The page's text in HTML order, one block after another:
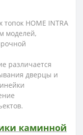
HOME INTRA
моделей,
различается
дверцы и
каминной